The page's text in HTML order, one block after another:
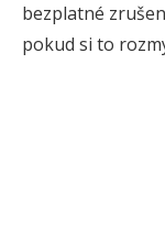
bezplatné
pokud si to